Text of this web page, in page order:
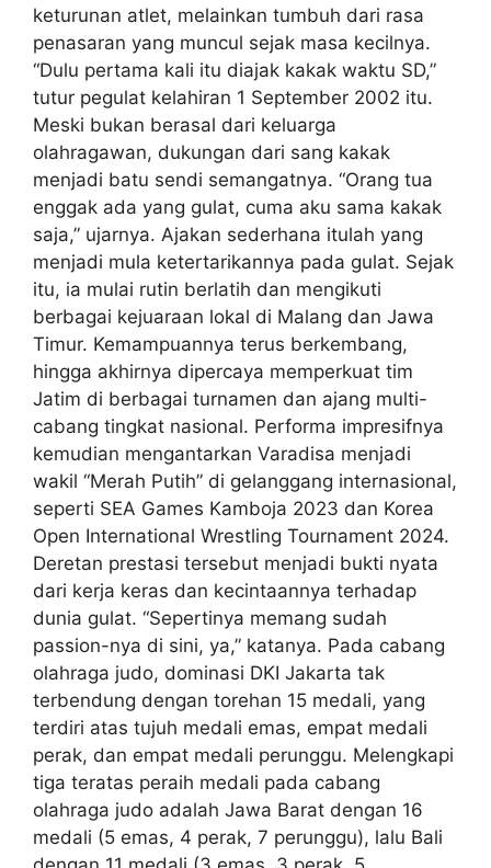
keturunan atlet, melainkan tumbuh dari rasa
penasaran yang muncul sejak masa kecilnya.
“Dulu pertama kali itu diajak kakak waktu SD,”
tutur pegulat kelahiran 1 September 2002 itu.
Meski bukan berasal dari keluarga
olahragawan, dukungan dari sang kakak
menjadi batu sendi semangatnya. “Orang tua
enggak ada yang gulat, cuma aku sama kakak
saja,” ujarnya. Ajakan sederhana itulah yang
menjadi mula ketertarikannya pada gulat. Sejak
itu, ia mulai rutin berlatih dan mengikuti
berbagai kejuaraan lokal di Malang dan Jawa
Timur. Kemampuannya terus berkembang,
hingga akhirnya dipercaya memperkuat tim
Jatim di berbagai turnamen dan ajang multi-
cabang tingkat nasional. Performa impresifnya
kemudian mengantarkan Varadisa menjadi
wakil “Merah Putih” di gelanggang internasional,
seperti SEA Games Kamboja 2023 dan Korea
Open International Wrestling Tournament 2024.
Deretan prestasi tersebut menjadi bukti nyata
dari kerja keras dan kecintaannya terhadap
dunia gulat. “Sepertinya memang sudah
passion-nya di sini, ya,” katanya. Pada cabang
olahraga judo, dominasi DKI Jakarta tak
terbendung dengan torehan 15 medali, yang
terdiri atas tujuh medali emas, empat medali
perak, dan empat medali perunggu. Melengkapi
tiga teratas peraih medali pada cabang
olahraga judo adalah Jawa Barat dengan 16
medali (5 emas, 4 perak, 7 perunggu), lalu Bali